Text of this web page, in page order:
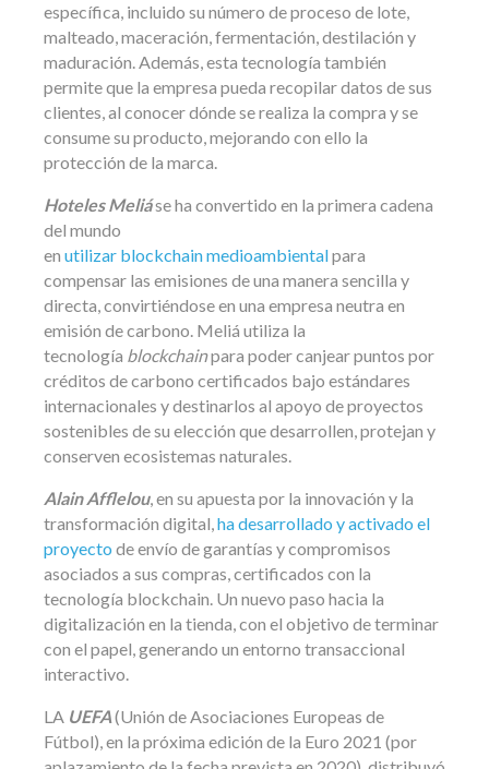
específica, incluido su número de proceso de lote,
malteado, maceración, fermentación, destilación y
maduración. Además, esta tecnología también
permite que la empresa pueda recopilar datos de sus
clientes, al conocer dónde se realiza la compra y se
consume su producto, mejorando con ello la
protección de la marca.
Hoteles Meliáse ha convertido en la primera cadena
del mundo
en utilizar blockchain medioambientalpara
compensar las emisiones de una manera sencilla y
directa, convirtiéndose en una empresa neutra en
emisión de carbono. Meliá utiliza la
tecnología blockchainpara poder canjear puntos por
créditos de carbono certificados bajo estándares
internacionales y destinarlos al apoyo de proyectos
sostenibles de su elección que desarrollen, protejan y
conserven ecosistemas naturales.
Alain Afflelou, en su apuesta por la innovación y la
transformación digital,ha desarrollado y activado el
proyecto de envío de garantías y compromisos
asociados a sus compras, certificados con la
tecnología blockchain. Un nuevo paso hacia la
digitalización en la tienda, con el objetivo de terminar
con el papel, generando un entorno transaccional
interactivo.
LA UEFA(Unión de Asociaciones Europeas de
Fútbol), en la próxima edición de la Euro 2021 (por